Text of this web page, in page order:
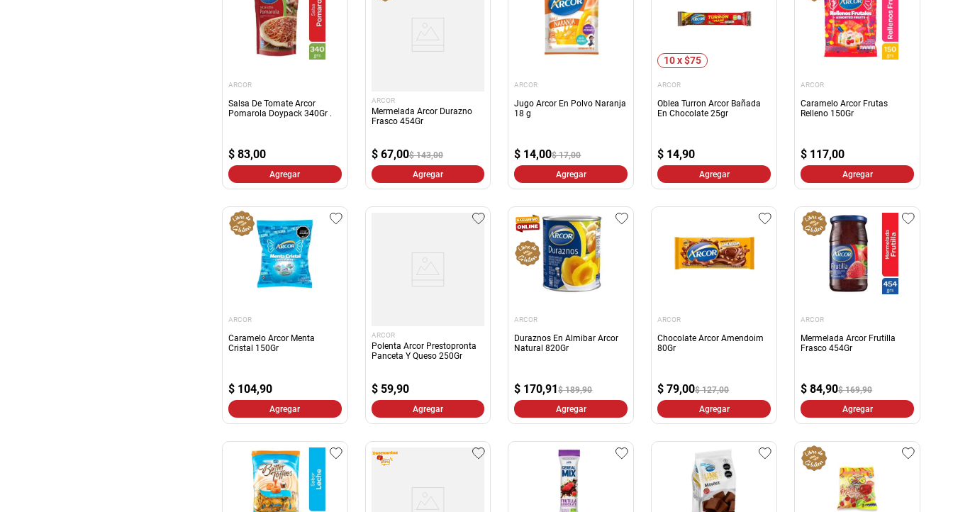
ARCOR
Salsa De Tomate Arcor
Pomarola Doypack 340Gr .
$ 83,00
Agregar
ARCOR
Mermelada Arcor Durazno
Frasco 454Gr
$ 67,00$ 143,00
Agregar
ARCOR
Jugo Arcor En Polvo Naranja
18 g
$ 14,00$ 17,00
Agregar
10 x $75
ARCOR
Oblea Turron Arcor Bañada
En Chocolate 25gr
$ 14,90
Agregar
ARCOR
Caramelo Arcor Frutas
Relleno 150Gr
$ 117,00
Agregar
ARCOR
Caramelo Arcor Menta
Cristal 150Gr
$ 104,90
Agregar
ARCOR
Polenta Arcor Prestopronta
Panceta Y Queso 250Gr
$ 59,90
Agregar
ARCOR
Duraznos En Almibar Arcor
Natural 820Gr
$ 170,91$ 189,90
Agregar
ARCOR
Chocolate Arcor Amendoim
80Gr
$ 79,00$ 127,00
Agregar
ARCOR
Mermelada Arcor Frutilla
Frasco 454Gr
$ 84,90$ 169,90
Agregar